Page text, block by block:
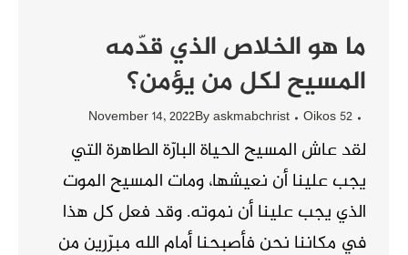
ما هو الخلاص الذي قدّمه
المسيح لكل من يؤمن؟
Oikos 52
Byaskmabchrist
November 14, 2022
لقد عاش المسيح الحياة البارّة الطاهرة التي
يجب علينا أن نعيشها، ومات المسيح الموت
الذي يجب علينا أن نموته. وقد فعل كل هذا
في مكاننا نحن فأصبحنا أمام الله مبرّرين من